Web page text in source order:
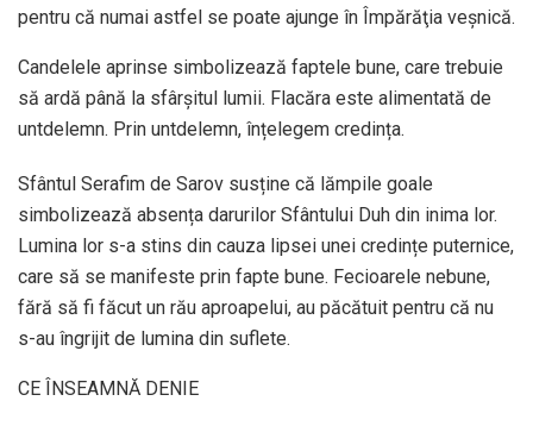
pentru că numai astfel se poate ajunge în Împărăţia veşnică.
Candelele aprinse simbolizează faptele bune, care trebuie
să ardă până la sfârșitul lumii. Flacăra este alimentată de
untdelemn. Prin untdelemn, înțelegem credința.
Sfântul Serafim de Sarov susține că lămpile goale
simbolizează absența darurilor Sfântului Duh din inima lor.
Lumina lor s-a stins din cauza lipsei unei credințe puternice,
care să se manifeste prin fapte bune. Fecioarele nebune,
fără să fi făcut un rău aproapelui, au păcătuit pentru că nu
s-au îngrijit de lumina din suflete.
CE ÎNSEAMNĂ DENIE